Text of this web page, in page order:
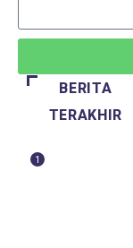
BERITA
TERAKHIR
1